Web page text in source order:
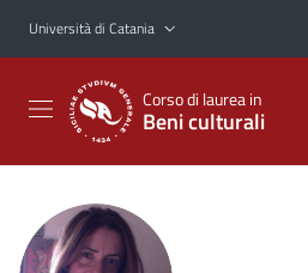
Vai al contenuto principale
Vai al menu di navigazione
Università di Catania
Corso di laurea in
Beni culturali